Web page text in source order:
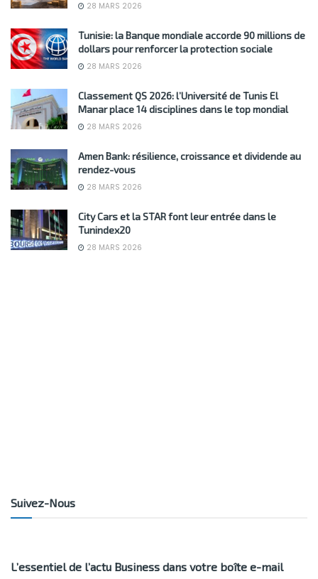
28 MARS 2026
Tunisie: la Banque mondiale accorde 90 millions de
dollars pour renforcer la protection sociale
28 MARS 2026
Classement QS 2026: l’Université de Tunis El
Manar place 14 disciplines dans le top mondial
28 MARS 2026
Amen Bank: résilience, croissance et dividende au
rendez-vous
28 MARS 2026
City Cars et la STAR font leur entrée dans le
Tunindex20
28 MARS 2026
Suivez-Nous
L’essentiel de l’actu Business dans votre boîte e-mail